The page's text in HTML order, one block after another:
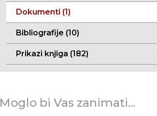
Dokumenti (1)
Bibliografije (10)
Prikazi knjiga (182)
Moglo bi Vas zanimati...